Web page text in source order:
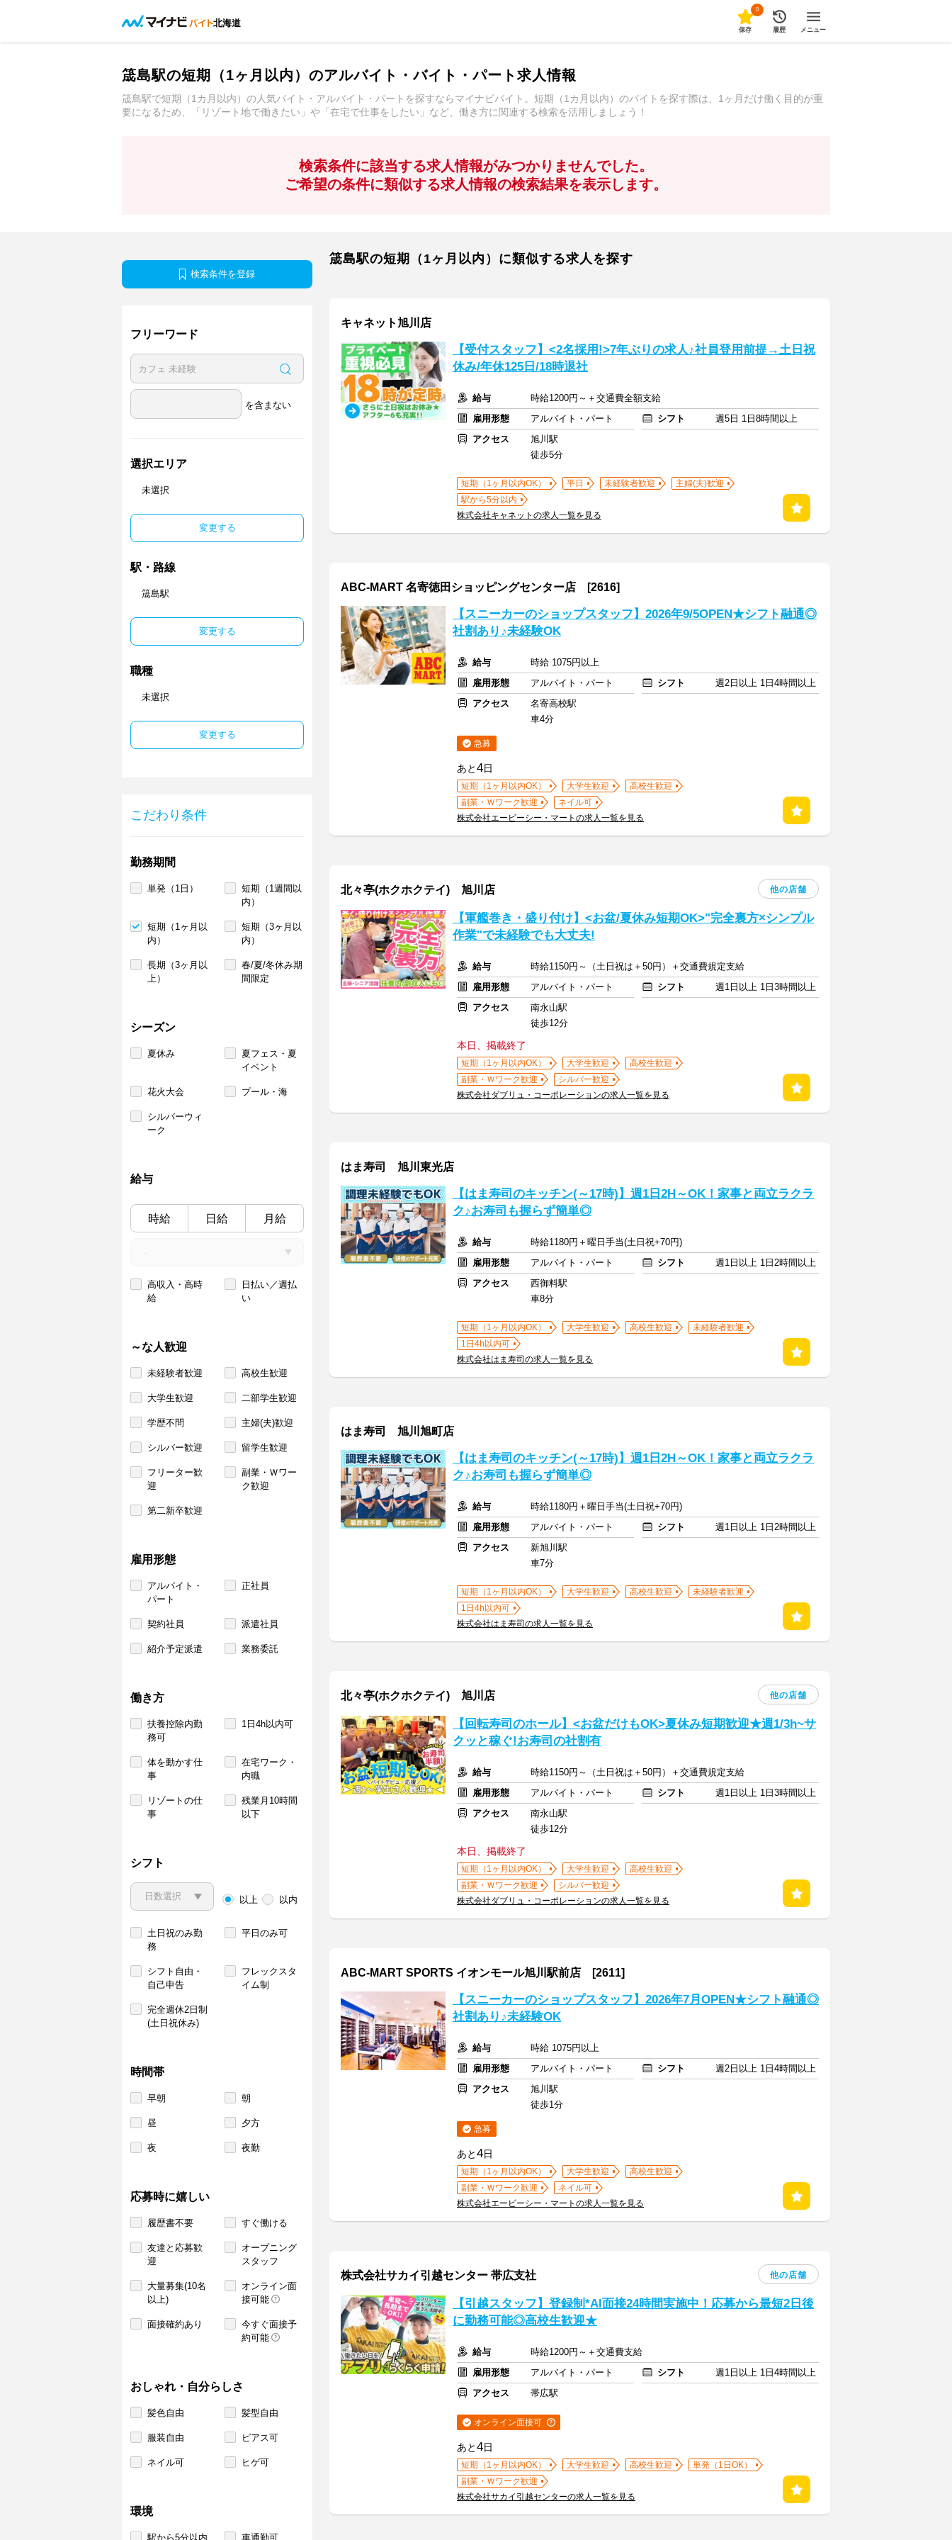
北海道
0
保存 履歴 メニュー
筬島駅の短期（1ヶ月以内）のアルバイト・バイト・パート求人情報
筬島駅で短期（1カ月以内）の人気バイト・アルバイト・パートを探すならマイナビバイト。短期（1カ月以内）のバイトを探す際は、1ヶ月だけ働く目的が重
要になるため、「リゾート地で働きたい」や「在宅で仕事をしたい」など、働き方に関連する検索を活用しましょう！
検索条件に該当する求人情報がみつかりませんでした。
ご希望の条件に類似する求人情報の検索結果を表示します。
検索条件を登録
フリーワード
を含まない
選択エリア
未選択
変更する
駅・路線
筬島駅
変更する
職種
未選択
変更する
こだわり条件
勤務期間
単発（1日）
短期（1週間以
内）
短期（1ヶ月以
内）
短期（3ヶ月以
内）
長期（3ヶ月以
上）
春/夏/冬休み期
間限定
シーズン
夏休み
夏フェス・夏
イベント
花火大会 プール・海
シルバーウィ
ーク
給与
時給 日給 月給
高収入・高時
給
日払い／週払
い
～な人歓迎
未経験者歓迎 高校生歓迎
大学生歓迎 二部学生歓迎
学歴不問 主婦(夫)歓迎
シルバー歓迎 留学生歓迎
フリーター歓
迎
副業・Ｗワー
ク歓迎
第二新卒歓迎
雇用形態
アルバイト・
パート
正社員
契約社員 派遣社員
紹介予定派遣 業務委託
働き方
扶養控除内勤
務可
1日4h以内可
体を動かす仕
事
在宅ワーク・
内職
リゾートの仕
事
残業月10時間
以下
シフト
以上 以内
土日祝のみ勤
務
平日のみ可
シフト自由・
自己申告
フレックスタ
イム制
完全週休2日制
(土日祝休み)
時間帯
早朝 朝
昼 夕方
夜 夜勤
応募時に嬉しい
履歴書不要 すぐ働ける
友達と応募歓
迎
オープニング
スタッフ
大量募集(10名
以上)
オンライン面
接可能
面接確約あり
今すぐ面接予
約可能
おしゃれ・自分らしさ
髪色自由 髪型自由
服装自由 ピアス可
ネイル可 ヒゲ可
環境
駅から5分以内 車通勤可
筬島駅の短期（1ヶ月以内）に類似する求人を探す
キャネット旭川店
【受付スタッフ】<2名採用!>7年ぶりの求人♪社員登用前提→土日祝
休み/年休125日/18時退社
給与
時給1200円～＋交通費全額支給
雇用形態
アルバイト・パート シフト
週5日 1日8時間以上
アクセス
旭川駅
徒歩5分
短期（1ヶ月以内OK） 平日 未経験者歓迎
主婦(夫)歓迎
駅から5分以内
株式会社キャネットの求人一覧を見る
ABC-MART 名寄徳田ショッピングセンター店 [2616]
【スニーカーのショップスタッフ】2026年9/5OPEN★シフト融通◎
社割あり♪未経験OK
給与
時給 1075円以上
雇用形態
アルバイト・パート シフト
週2日以上 1日4時間以上
アクセス
名寄高校駅
車4分
急募
あと4日
短期（1ヶ月以内OK） 大学生歓迎
高校生歓迎
副業・Ｗワーク歓迎
ネイル可
株式会社エービーシー・マートの求人一覧を見る
北々亭(ホクホクテイ) 旭川店 他の店舗
【軍艦巻き・盛り付け】<お盆/夏休み短期OK>"完全裏方×シンプル
作業"で未経験でも大丈夫!
給与
時給1150円～（土日祝は＋50円）＋交通費規定支給
雇用形態
アルバイト・パート シフト
週1日以上 1日3時間以上
アクセス
南永山駅
徒歩12分
本日、掲載終了
短期（1ヶ月以内OK） 大学生歓迎
高校生歓迎
副業・Ｗワーク歓迎
シルバー歓迎
株式会社ダブリュ・コーポレーションの求人一覧を見る
はま寿司 旭川東光店
【はま寿司のキッチン(～17時)】週1日2H～OK！家事と両立ラクラ
ク♪お寿司も握らず簡単◎
給与
時給1180円＋曜日手当(土日祝+70円)
雇用形態
アルバイト・パート シフト
週1日以上 1日2時間以上
アクセス
西御料駅
車8分
短期（1ヶ月以内OK） 大学生歓迎 高校生歓迎
未経験者歓迎
1日4h以内可
株式会社はま寿司の求人一覧を見る
はま寿司 旭川旭町店
【はま寿司のキッチン(～17時)】週1日2H～OK！家事と両立ラクラ
ク♪お寿司も握らず簡単◎
給与
時給1180円＋曜日手当(土日祝+70円)
雇用形態
アルバイト・パート シフト
週1日以上 1日2時間以上
アクセス
新旭川駅
車7分
短期（1ヶ月以内OK） 大学生歓迎 高校生歓迎
未経験者歓迎
1日4h以内可
株式会社はま寿司の求人一覧を見る
北々亭(ホクホクテイ) 旭川店 他の店舗
【回転寿司のホール】<お盆だけもOK>夏休み短期歓迎★週1/3h~サ
クッと稼ぐ!お寿司の社割有
給与
時給1150円～（土日祝は＋50円）＋交通費規定支給
雇用形態
アルバイト・パート シフト
週1日以上 1日3時間以上
アクセス
南永山駅
徒歩12分
本日、掲載終了
短期（1ヶ月以内OK） 大学生歓迎
高校生歓迎
副業・Ｗワーク歓迎
シルバー歓迎
株式会社ダブリュ・コーポレーションの求人一覧を見る
ABC-MART SPORTS イオンモール旭川駅前店 [2611]
【スニーカーのショップスタッフ】2026年7月OPEN★シフト融通◎
社割あり♪未経験OK
給与
時給 1075円以上
雇用形態
アルバイト・パート シフト
週2日以上 1日4時間以上
アクセス
旭川駅
徒歩1分
急募
あと4日
短期（1ヶ月以内OK） 大学生歓迎
高校生歓迎
副業・Ｗワーク歓迎
ネイル可
株式会社エービーシー・マートの求人一覧を見る
株式会社サカイ引越センター 帯広支社 他の店舗
【引越スタッフ】登録制*AI面接24時間実施中！応募から最短2日後
に勤務可能◎高校生歓迎★
給与
時給1200円～＋交通費支給
雇用形態
アルバイト・パート シフト
週1日以上 1日4時間以上
アクセス
帯広駅
オンライン面接可
あと4日
短期（1ヶ月以内OK） 大学生歓迎 高校生歓迎
単発（1日OK）
副業・Ｗワーク歓迎
株式会社サカイ引越センターの求人一覧を見る